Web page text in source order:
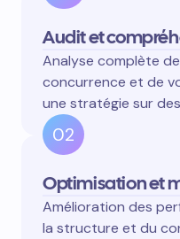
Audit et
Analyse complète
concurrence et de
une stratégie sur
02
Optimisation et
Amélioration des
la structure et du